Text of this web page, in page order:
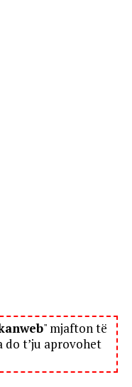
" mjafton të
do t’ju aprovohet